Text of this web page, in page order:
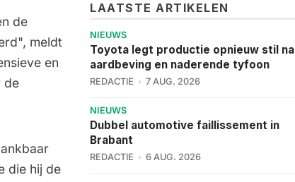
de
meldt
en
de
die hij de
LAATSTE ARTIKELEN
NIEUWS
Toyota legt productie opnieuw stil na
aardbeving en naderende tyfoon
REDACTIE 7 AUG. 2026
NIEUWS
Dubbel automotive faillissement in
Brabant
REDACTIE 6 AUG. 2026